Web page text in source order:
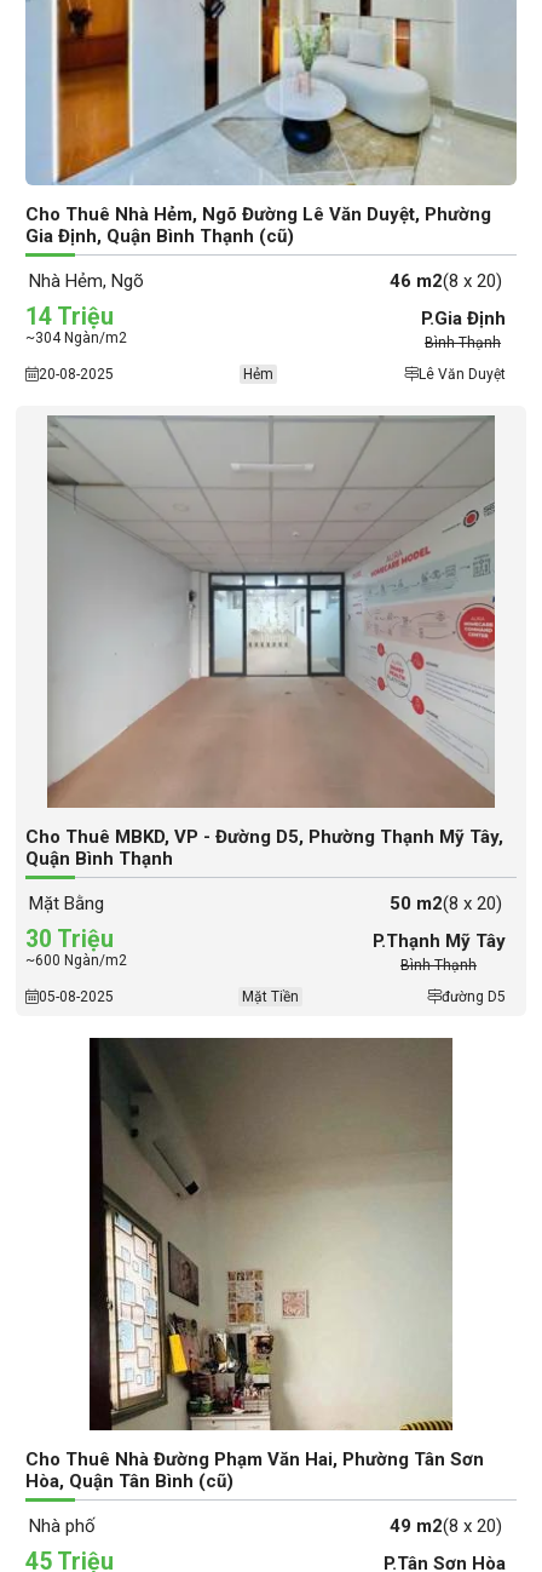
Cho Thuê Nhà Hẻm, Ngõ Đường Lê Văn Duyệt, Phường
Gia Định, Quận Bình Thạnh (cũ)
Nhà Hẻm, Ngõ 46 m2(8 x 20)
14 Triệu
~304 Ngàn/m2
P.Gia Định
Bình Thạnh
20-08-2025
Hẻm Lê Văn Duyệt
Cho Thuê MBKD, VP - Đường D5, Phường Thạnh Mỹ Tây,
Quận Bình Thạnh
Mặt Bằng 50 m2(8 x 20)
30 Triệu
~600 Ngàn/m2
P.Thạnh Mỹ Tây
Bình Thạnh
05-08-2025
Mặt Tiền đường D5
Cho Thuê Nhà Đường Phạm Văn Hai, Phường Tân Sơn
Hòa, Quận Tân Bình (cũ)
Nhà phố 49 m2(8 x 20)
45 Triệu P.Tân Sơn Hòa